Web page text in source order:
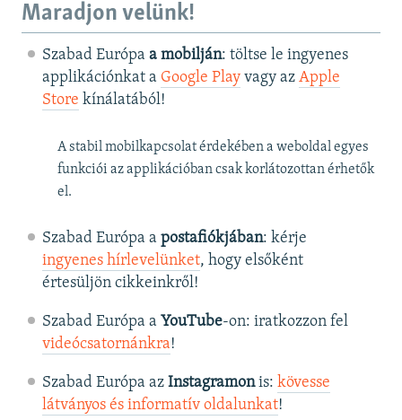
Maradjon velünk!
Szabad Európa a mobilján: töltse le ingyenes
applikációnkat a Google Playvagy az Apple
Store kínálatából!
A stabil mobilkapcsolat érdekében a weboldal egyes
funkciói az applikációban csak korlátozottan érhetők
el.
Szabad Európa a postafiókjában: kérje
ingyenes hírlevelünket, hogy elsőként
értesüljön cikkeinkről!
Szabad Európa a YouTube-on: iratkozzon fel
videócsatornánkra!
Szabad Európa az Instagramonis: kövesse
látványos és informatív oldalunkat! ​